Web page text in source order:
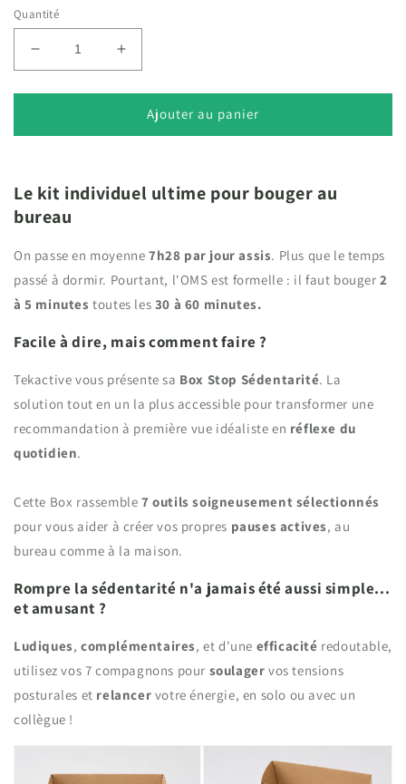
Quantité
Réduire
la
quantité
Box
Augmenter
la
quantité
Box
Ajouter au panier
Le kit individuel ultime pour bouger au
bureau
On passe en moyenne 7h28 par jour assis. Plus que le temps
passé à dormir. Pourtant, l'OMS est formelle : il faut bouger2
à 5 minutes toutes les 30 à 60 minutes.
Facile à dire, mais comment faire ?
Tekactive vous présente sa Box Stop Sédentarité. La
solution tout en un la plus accessible pour transformer une
recommandation à première vue idéaliste en réflexe du
quotidien.
Cette Box rassemble 7 outils soigneusement sélectionnés
pour vous aider à créer vos propres pauses actives, au
bureau comme à la maison.
Rompre la sédentarité n'a jamais été aussi simple...
et amusant ?
Ludiques,complémentaires, et d'une efficacité redoutable,
utilisez vos 7 compagnons pour soulager vos tensions
posturales et relancer votre énergie, en solo ou avec un
collègue !